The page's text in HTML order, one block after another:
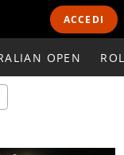
ACCEDI
OPEN